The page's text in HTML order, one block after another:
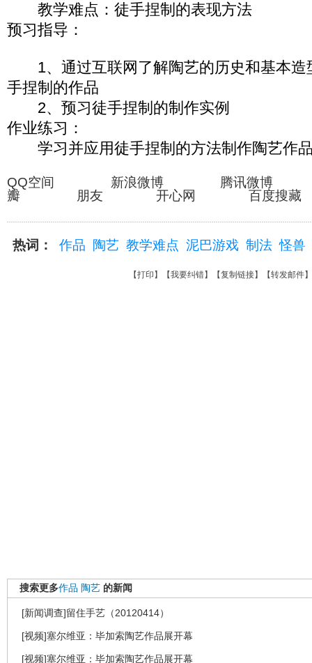
教学难点：徒手捏制的表现方法
预习指导：
1、通过互联网了解陶艺的历史和基本造
手捏制的作品
2、预习徒手捏制的制作实例
作业练习：
学习并应用徒手捏制的方法制作陶艺作
QQ空间 新浪微博 腾讯微
瓣 朋友 开心网 百度搜
热词： 作品 陶艺 教学难点 泥巴游戏 制法 怪兽
【打印 】【我要纠错】【复制链接】【转发邮件
搜索更多作品 陶艺 的新闻
[新闻调查]留住手艺（20120414）
[视频]塞尔维亚：毕加索陶艺作品展开幕
[视频]塞尔维亚：毕加索陶艺作品展开幕